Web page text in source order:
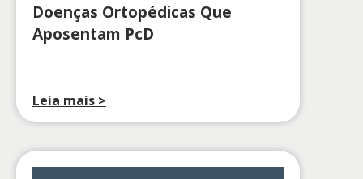
Doenças Ortopédicas Que
Aposentam PcD
Leia mais >